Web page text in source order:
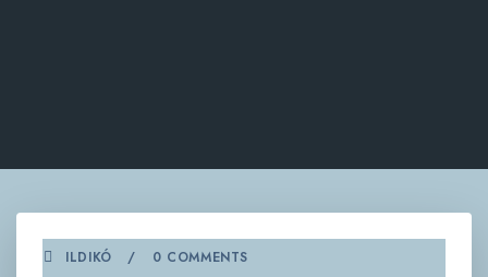
ILDIKÓ 0 COMMENTS